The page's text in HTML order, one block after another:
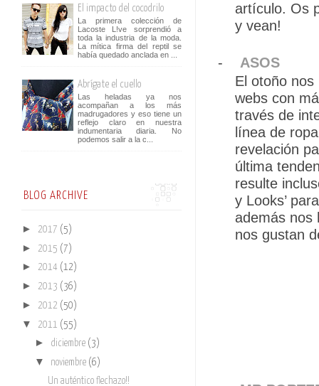
artículo. Os
y vean!
-
ASOS
El otoño
webs con
través de
línea de
revelación
última
resulte
y Looks’
además nos
nos gustan
El impacto del cocodrilo
La primera colección de
Lacoste L!ve sorprendió a
toda la industria de la moda.
La mítica firma del reptil se
había quedado anclada en ...
Abrígate el cuello
Las heladas ya nos
acompañan a los más
madrugadores y eso tiene un
reflejo claro en nuestra
indumentaria diaria. No
podemos salir a la c...
BLOG ARCHIVE
► 2017 (5)
► 2015 (7)
► 2014 (12)
► 2013 (36)
► 2012 (50)
▼ 2011 (55)
► diciembre (3)
▼ noviembre (6)
Un auténtico flechazo!!